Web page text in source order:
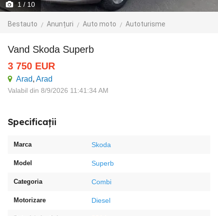
1 / 10
Bestauto Anunțuri Auto moto Autoturisme
Vand Skoda Superb
3 750 EUR
Arad, Arad
Valabil din 8/9/2026 11:41:34 AM
Specificații
Marca Skoda
Model Superb
Categoria Combi
Motorizare Diesel